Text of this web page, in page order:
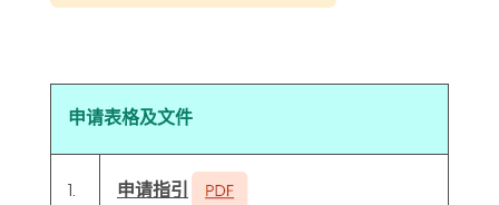
申请表格及文件
1. 申请指引